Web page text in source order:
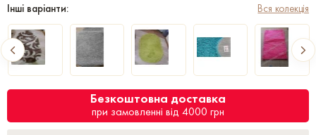
Інші варіанти: Вся колекція
Безкоштовна доставка
при замовленні від 4000 грн